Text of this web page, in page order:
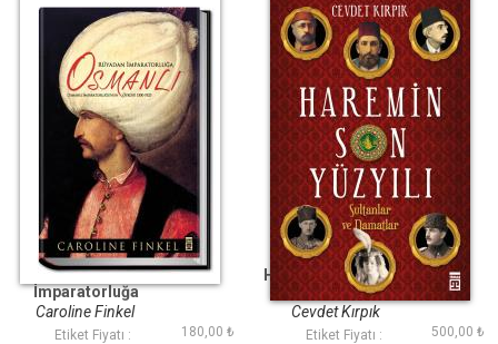
Rüyadan
İmparatorluğa
Osmanlı
Caroline Finkel
Etiket Fiyatı : 180,00 ₺
Haremin Son Yüzyılı
Cevdet Kırpık
Etiket Fiyatı : 500,00 ₺